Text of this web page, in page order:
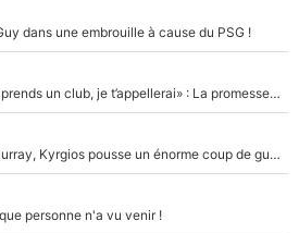
dans une embrouille à cause du PSG !
Mercato - OM - «Dès que je prends un club, je t’appellerai» : La promesse de Marcelino au moment de claquer la porte
Victime de racisme contre Murray, Kyrgios pousse un énorme coup de gueule !
personne n'a vu venir !